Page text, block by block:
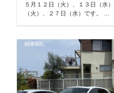
５月１２日（火）、１３日（水
納車御礼